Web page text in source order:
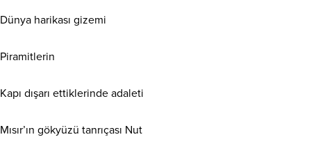
Dünya harikası gizemi
Piramitlerin
Kapı dışarı ettiklerinde adaleti
Mısır’ın gökyüzü tanrıçası Nut